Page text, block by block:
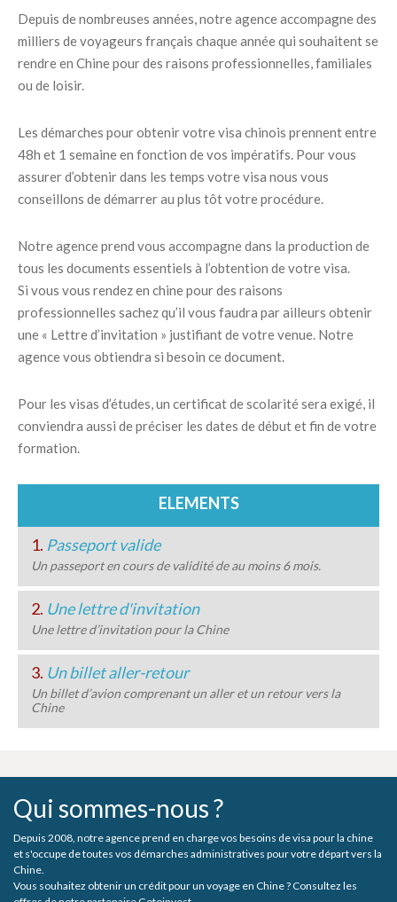
Depuis de nombreuses années, notre agence accompagne des
milliers de voyageurs français chaque année qui souhaitent se
rendre en Chine pour des raisons professionnelles, familiales
ou de loisir.
Les démarches pour obtenir votre visa chinois prennent entre
48h et 1 semaine en fonction de vos impératifs. Pour vous
assurer d’obtenir dans les temps votre visa nous vous
conseillons de démarrer au plus tôt votre procédure.
Notre agence prend vous accompagne dans la production de
tous les documents essentiels à l’obtention de votre visa.
Si vous vous rendez en chine pour des raisons
professionnelles sachez qu’il vous faudra par ailleurs obtenir
une « Lettre d’invitation » justifiant de votre venue. Notre
agence vous obtiendra si besoin ce document.
Pour les visas d’études, un certificat de scolarité sera exigé, il
conviendra aussi de préciser les dates de début et fin de votre
formation.
ELEMENTS
1. Passeport valide
Un passeport en cours de validité de au moins 6 mois.
2. Une lettre d'invitation
Une lettre d’invitation pour la Chine
3. Un billet aller-retour
Un billet d’avion comprenant un aller et un retour vers la
Chine
Qui sommes-nous ?
Depuis 2008, notre agence prend en charge vos besoins de visa pour la chine
et s'occupe de toutes vos démarches administratives pour votre départ vers la
Chine.
Vous souhaitez obtenir un crédit pour un voyage en Chine ? Consultez les